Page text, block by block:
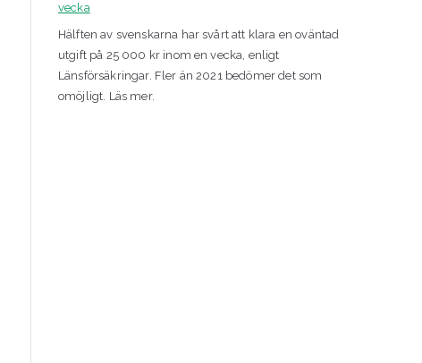
vecka
Hälften av svenskarna har svårt att klara en oväntad
utgift på 25 000 kr inom en vecka, enligt
Länsförsäkringar. Fler än 2021 bedömer det som
omöjligt. Läs mer.